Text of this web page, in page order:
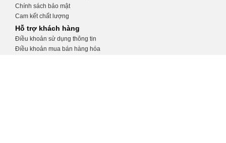
Chính sách bảo mật
Cam kết chất lượng
Hỗ trợ khách hàng
Điều khoản sử dụng thông tin
Điều khoản mua bán hàng hóa